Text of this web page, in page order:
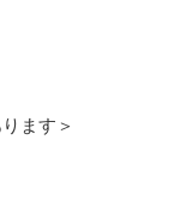
ます＞